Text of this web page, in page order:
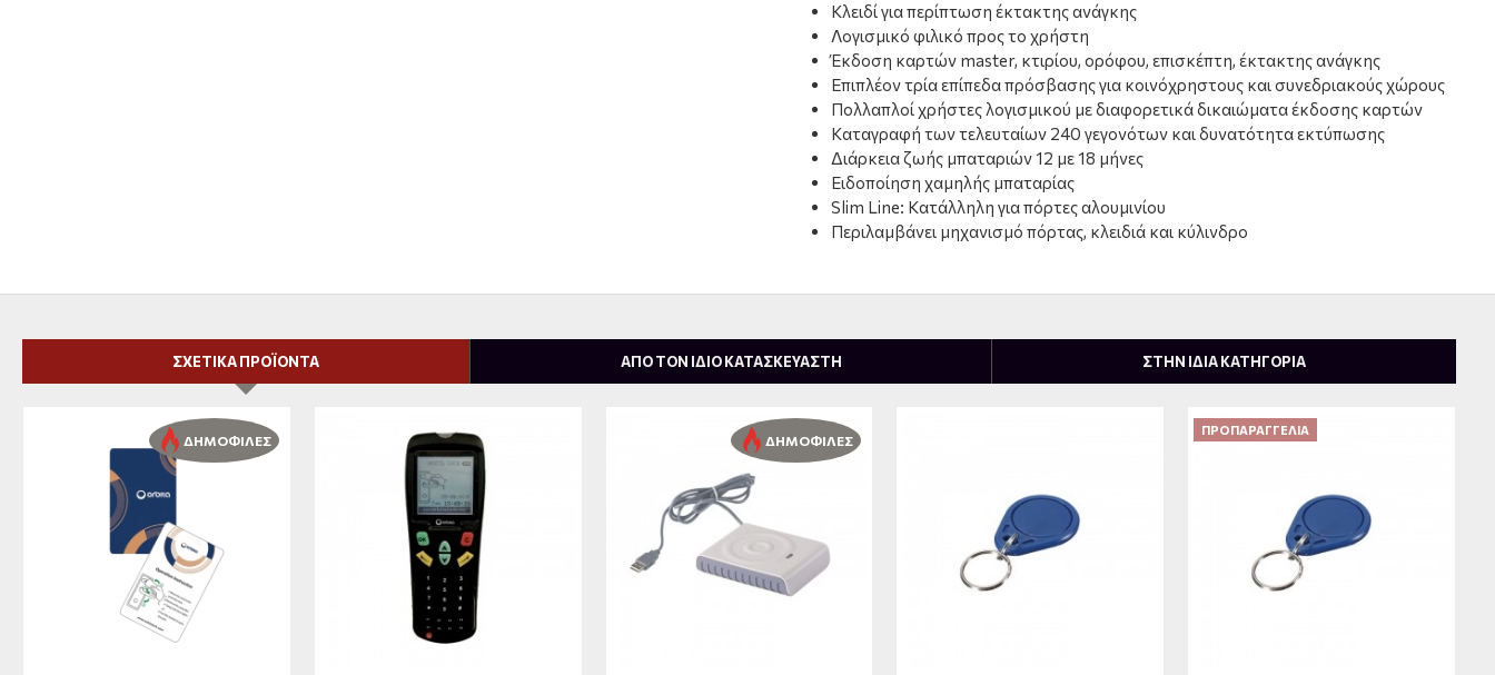
Κλειδί για περίπτωση έκτακτης ανάγκης
Λογισμικό φιλικό προς το χρήστη
Έκδοση καρτών master, κτιρίου, ορόφου, επισκέπτη, έκτακτης ανάγκης
Επιπλέον τρία επίπεδα πρόσβασης για κοινόχρηστους και συνεδριακούς χώρους
Πολλαπλοί χρήστες λογισμικού με διαφορετικά δικαιώματα έκδοσης καρτών
Καταγραφή των τελευταίων 240 γεγονότων και δυνατότητα εκτύπωσης
Διάρκεια ζωής μπαταριών 12 με 18 μήνες
Ειδοποίηση χαμηλής μπαταρίας
Slim Line: Κατάλληλη για πόρτες αλουμινίου
Περιλαμβάνει μηχανισμό πόρτας, κλειδιά και κύλινδρο
ΣΧΕΤΙΚΑ ΠΡΟΪΟΝΤΑ ΑΠΟ ΤΟΝ ΙΔΙΟ ΚΑΤΑΣΚΕΥΑΣΤΗ ΣΤΗΝ ΙΔΙΑ ΚΑΤΗΓΟΡΙΑ
ΔΗΜΟΦΙΛΕΣ ΔΗΜΟΦΙΛΕΣ
ΠΡΟΠΑΡΑΓΓΕΛΊΑ